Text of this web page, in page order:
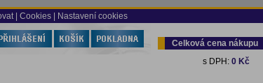
| Cookies | Nastavení cookies
Celková cena nákupu
s DPH: 0 Kč